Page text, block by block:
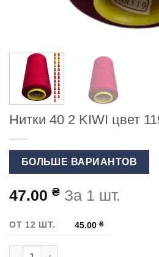
Нитки 40 2 KIWI цвет
БОЛЬШЕ ВАРИАНТОВ
47.00 ₴ За 1 шт.
ОТ 12 ШТ. 45.00₴
Количество товара Нитки 40 2